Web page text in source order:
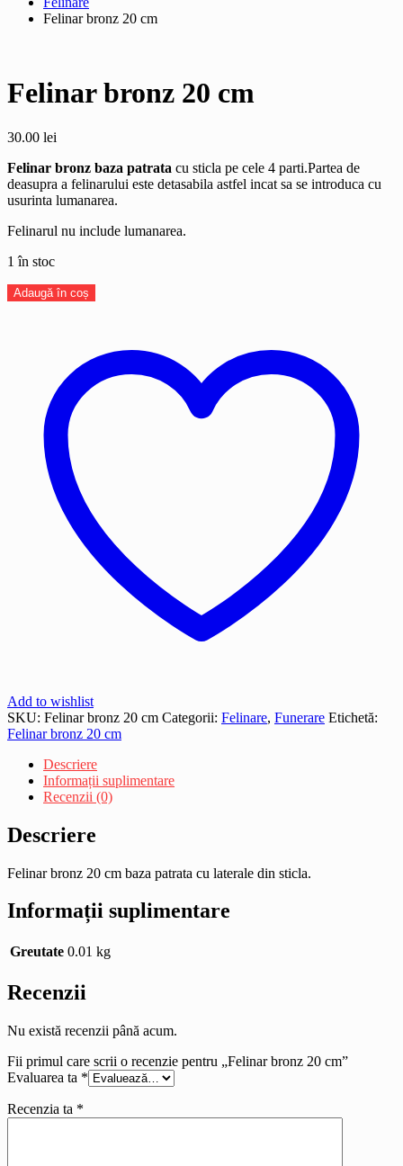
Felinar bronz 20 cm
Felinar bronz 20 cm
30.00 lei
Felinar bronz baza patrata cu sticla pe cele 4 parti.Partea de
deasupra a felinarului este detasabila astfel incat sa se introduca cu
usurinta lumanarea.
Felinarul nu include lumanarea.
1 în stoc
Cantitate
Adaugă în coș
Add to wishlist
SKU: Felinar bronz 20 cm Categorii: Felinare, Funerare Etichetă:
Felinar bronz 20 cm
Descriere
Informații suplimentare
Recenzii (0)
Descriere
Felinar bronz 20 cm baza patrata cu laterale din sticla.
Informații suplimentare
Greutate 0.01 kg
Recenzii
Nu există recenzii până acum.
Fii primul care scrii o recenzie pentru „Felinar bronz 20 cm”
Evaluarea ta *
Recenzia ta *